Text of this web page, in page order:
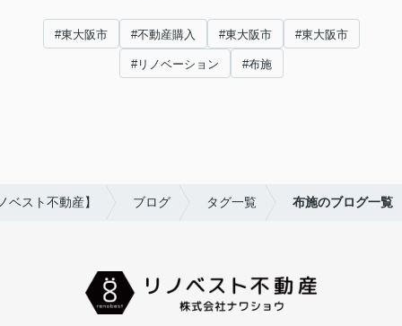
#東大阪市 #不動産購入 #東大阪市 #東大阪市
#リノベーション #布施
スト不動産】 ブログ タグ一覧 布施のブログ一覧